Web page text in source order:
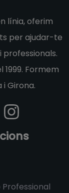
línia, oferim
per ajudar-te
professionals.
Formem
Girona.